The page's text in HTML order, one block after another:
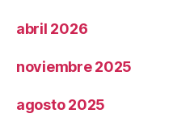
abril 2026
noviembre 2025
agosto 2025